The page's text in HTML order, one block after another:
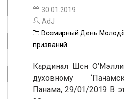
30.01.2019
AdJ
Всемирный День
призваний
Кардинал Шон
духовному
Панама, 29/01/2019 В